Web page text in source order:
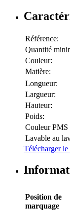
Référence:
Quantité
Couleur:
Matière:
Longueur:
Largueur:
Hauteur:
Poids:
Couleur PMS
Lavable au
Télécharger
Position de
marquage